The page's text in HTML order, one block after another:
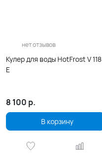
нет отзывов
Кулер для воды HotFrost V 118
E
8 100 р.
В корзину